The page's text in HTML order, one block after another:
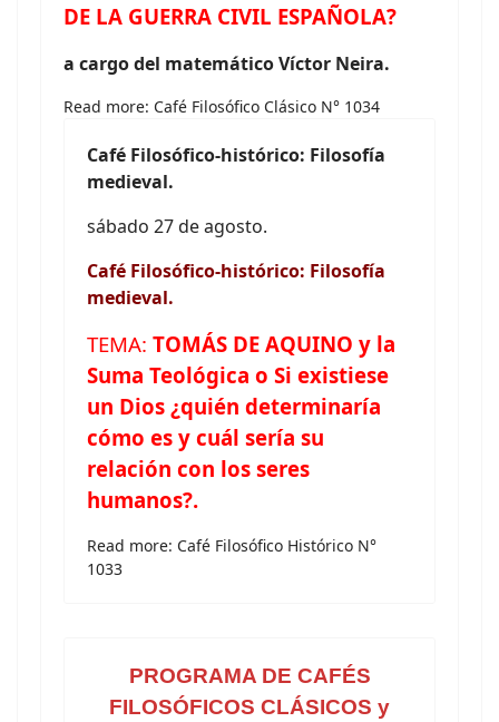
DE LA GUERRA CIVIL ESPAÑOLA?
a cargodel matemático Víctor Neira.
Read more: Café Filosófico Clásico N° 1034
Café Filosófico-histórico: Filosofía
medieval.
sábado 27 de agosto.
Café Filosófico-histórico: Filosofía
medieval.
TEMA: TOMÁS DE AQUINO y la
Suma Teológica o Si existiese
un Dios ¿quién determinaría
cómo es y cuál sería su
relación con los seres
humanos?.
Read more: Café Filosófico Histórico N°
1033
PROGRAMA DE CAFÉS
FILOSÓFICOS CLÁSICOS y